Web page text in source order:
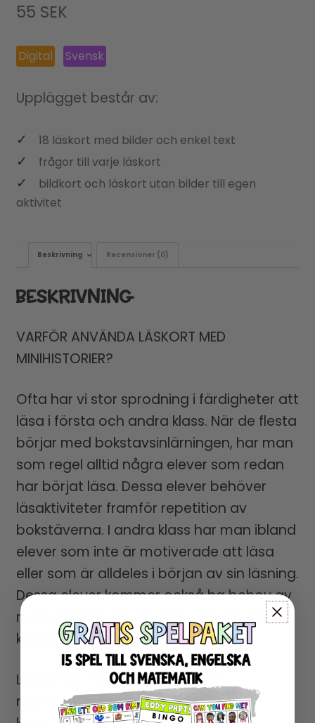
55 SEK
Digital Svensk
Upplägget består av:
18 läskort med bilder och enkel text
frågor till varje läskort
bildkort och läskort utan bilder till egen
aktivitet
Beskrivning Recensioner (0)
BESKRIVNING
VARFÖR ANVÄNDA LÄSKORT MED
MINIHISTORIER?
Ofta har vi stor sprodning i färdigheter att
läsa i första och andra klass. När de flesta
börjar med bokstavsinlärningen, har man
som regel alltid några elever som redan
har börjat läsa. Dessa elever behöver
läsaktiviteter framför repetition av
bokstäverna. I andra klass har man ibland
elever som inte är motiverade att läsa
eller som är alldeles i början av sin läsning.
Dessa elever kommer också ha behov av
motiverande läsuppgifter genom enkla,
korta uppgifter, som dessa läskort.
Läskorten med minihistorier ger
nybörjarläsaren god lästräning, med